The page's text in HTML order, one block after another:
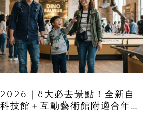
｜8大必去景點！全新自
技館＋互動藝術館附適合年